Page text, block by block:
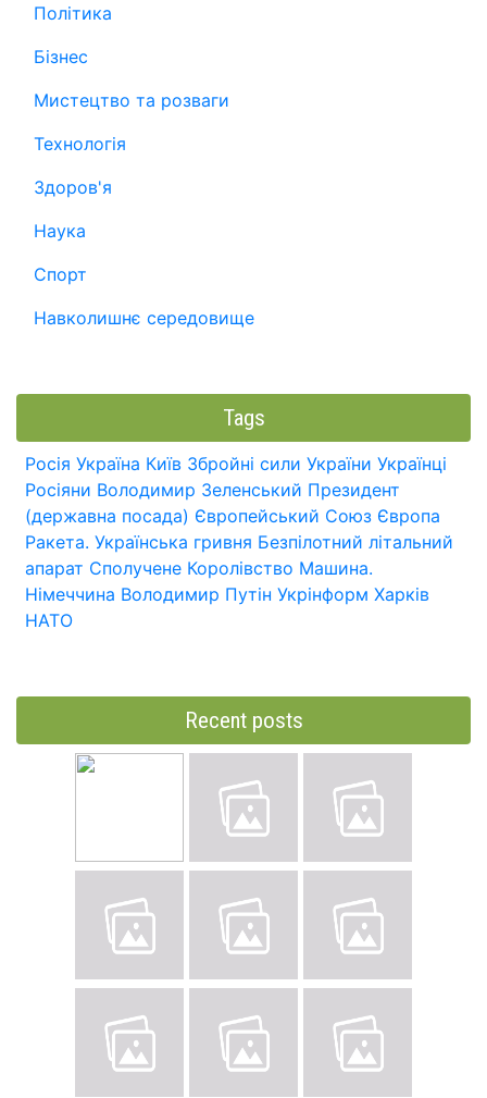
Політика
Бізнес
Мистецтво та розваги
Технологія
Здоров'я
Наука
Спорт
Навколишнє середовище
Tags
Росія Україна Київ Збройні сили України Українці
Росіяни Володимир Зеленський Президент
(державна посада) Європейський Союз Європа
Ракета. Українська гривня Безпілотний літальний
апарат Сполучене Королівство Машина.
Німеччина Володимир Путін Укрінформ Харків
НАТО
Recent posts